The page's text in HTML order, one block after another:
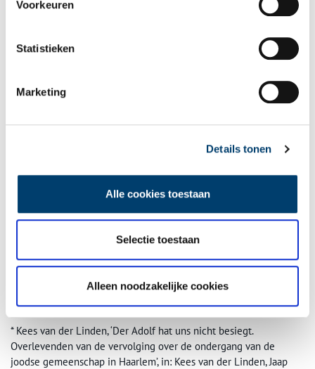
Voorkeuren
Statistieken
Marketing
Details tonen
Alle cookies toestaan
Selectie toestaan
Alleen noodzakelijke cookies
In mei 1942 waren de joden bijna geheel geïsoleerd. Joodse
lokaliteiten mochten joden niet meer verschijnen. Op straat
waren ze herkenbaar aan hun sterren. Bijna zeventig werkloze,
voorjaar van 1942 naar Nederlandse werkkampen in Vledder en
Ommen gestuurd. Daarmee was de deportatie van de joodse
Bronnen
* Kees van der Linden, ‘Der Adolf hat uns nicht besiegt.
Overlevenden van de vervolging over de ondergang van de
joodse gemeenschap in Haarlem’, in: Kees van der Linden, Jaap